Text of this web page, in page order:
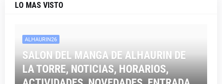
LO MAS VISTO
ALHAURIN26
SALON DEL MANGA DE ALHAURIN DE
LA TORRE, NOTICIAS, HORARIOS,